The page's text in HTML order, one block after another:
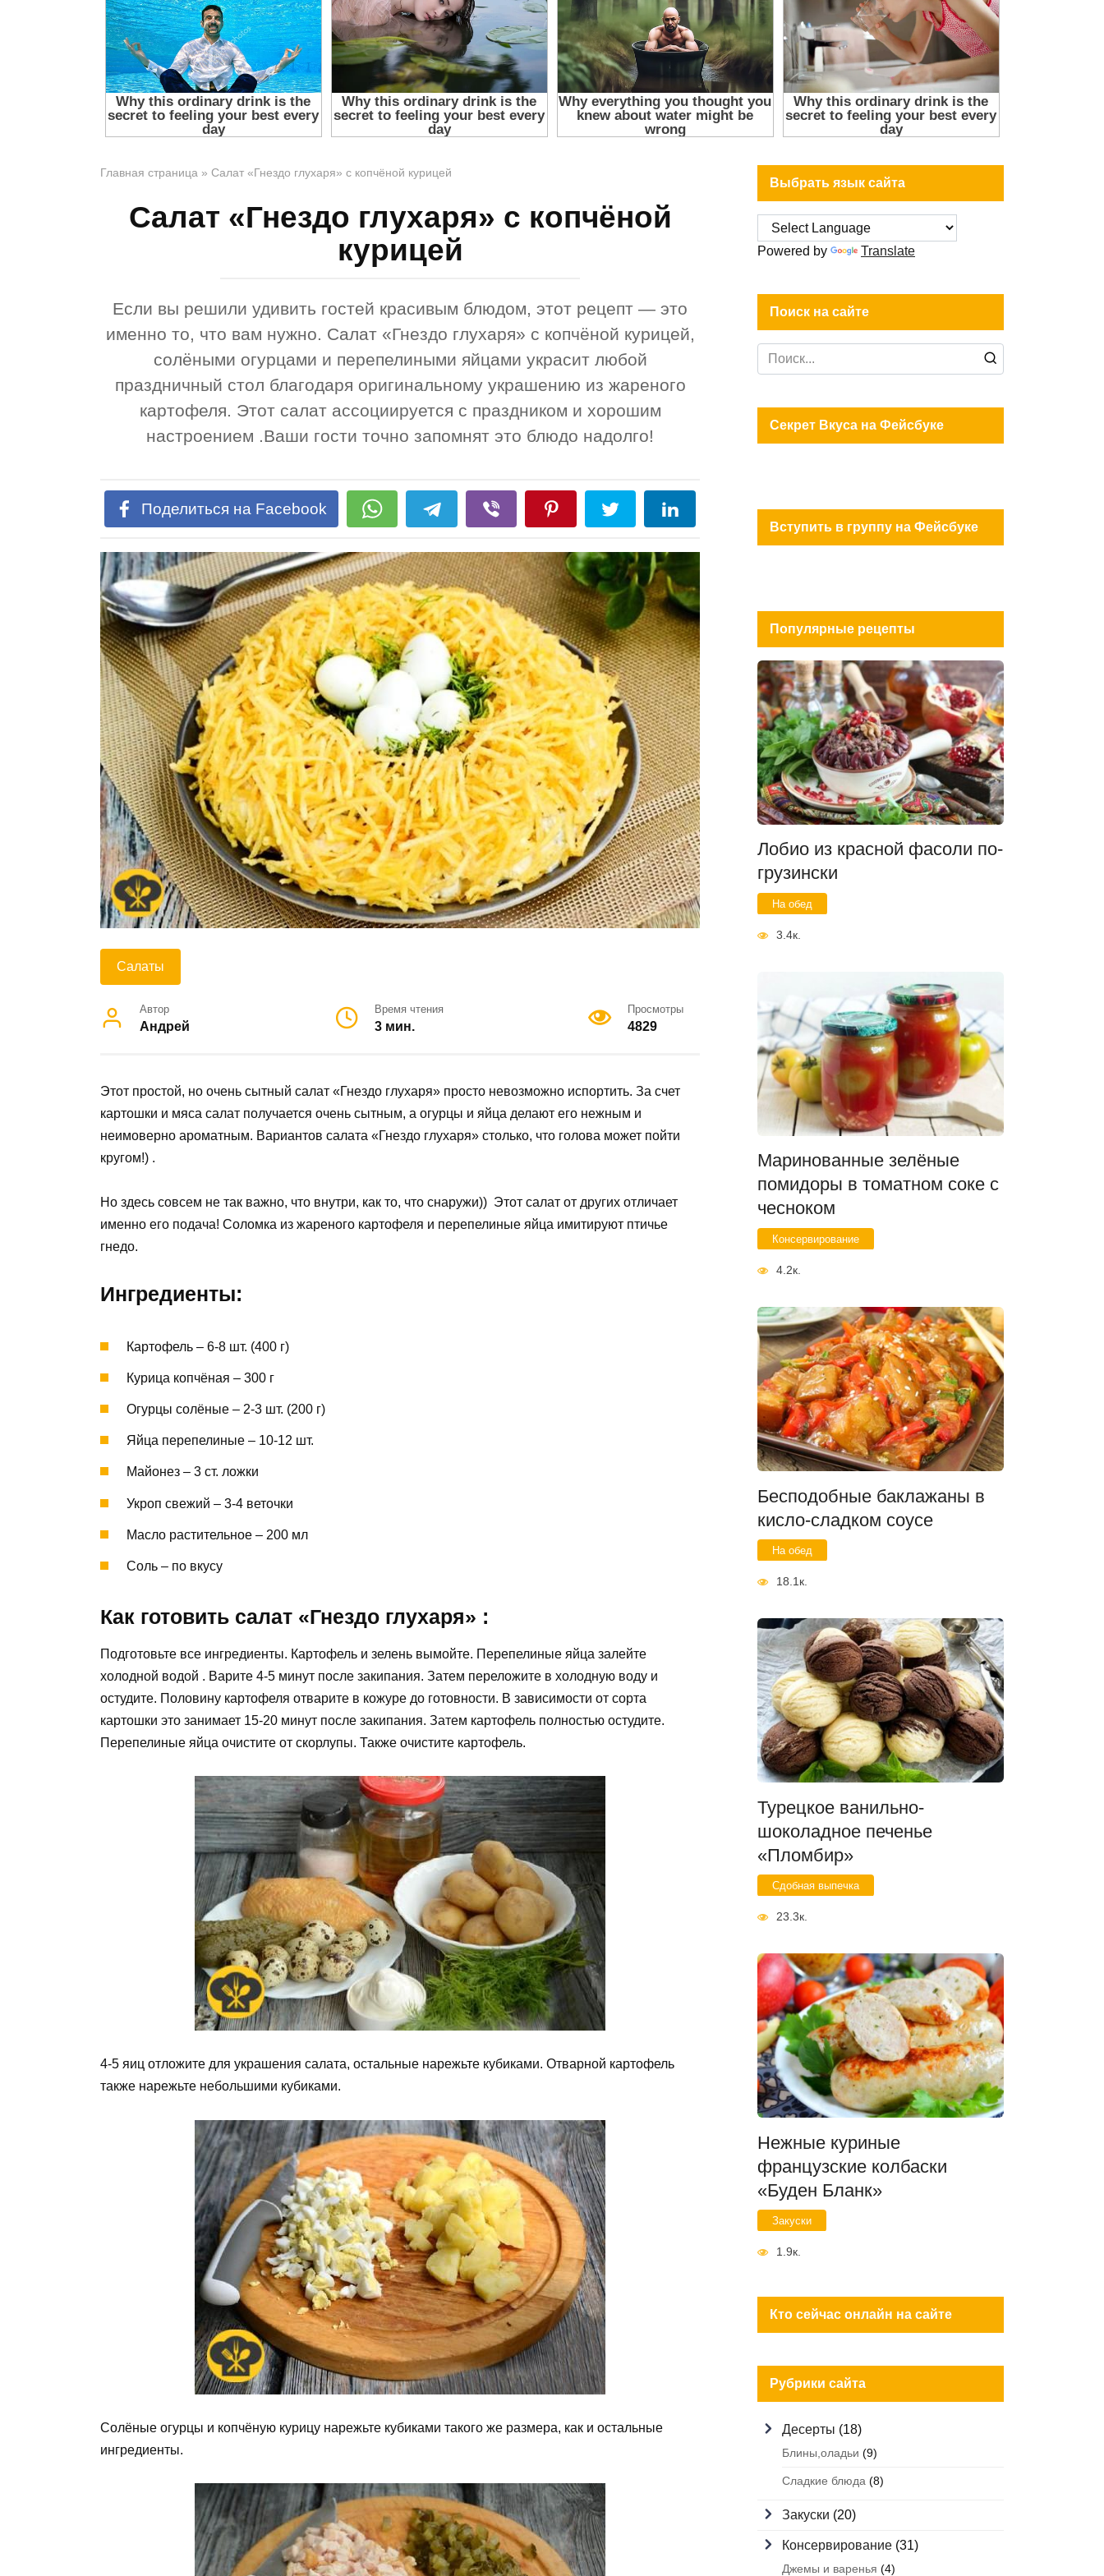
Главная страница » Салат «Гнездо глухаря» с копчёной курицей
Салат «Гнездо глухаря» с копчёной
курицей
Если вы решили удивить гостей красивым блюдом, этот рецепт — это
именно то, что вам нужно. Салат «Гнездо глухаря» с копчёной курицей,
солёными огурцами и перепелиными яйцами украсит любой
праздничный стол благодаря оригинальному украшению из жареного
картофеля. Этот салат ассоциируется с праздником и хорошим
настроением .Ваши гости точно запомнят это блюдо надолго!
Поделиться на Facebook
Салаты
Автор
Андрей
Время чтения
3 мин.
Просмотры
4829
Этот простой, но очень сытный салат «Гнездо глухаря» просто невозможно испортить. За счет
картошки и мяса салат получается очень сытным, а огурцы и яйца делают его нежным и
неимоверно ароматным. Вариантов салата «Гнездо глухаря» столько, что голова может пойти
кругом!) .
Но здесь совсем не так важно, что внутри, как то, что снаружи)) Этот салат от других отличает
именно его подача! Соломка из жареного картофеля и перепелиные яйца имитируют птичье
гнедо.
Ингредиенты:
Картофель – 6-8 шт. (400 г)
Курица копчёная – 300 г
Огурцы солёные – 2-3 шт. (200 г)
Яйца перепелиные – 10-12 шт.
Майонез – 3 ст. ложки
Укроп свежий – 3-4 веточки
Масло растительное – 200 мл
Соль – по вкусу
Как готовить салат «Гнездо глухаря» :
Подготовьте все ингредиенты. Картофель и зелень вымойте. Перепелиные яйца залейте
холодной водой . Варите 4-5 минут после закипания. Затем переложите в холодную воду и
остудите. Половину картофеля отварите в кожуре до готовности. В зависимости от сорта
картошки это занимает 15-20 минут после закипания. Затем картофель полностью остудите.
Перепелиные яйца очистите от скорлупы. Также очистите картофель.
4-5 яиц отложите для украшения салата, остальные нарежьте кубиками. Отварной картофель
также нарежьте небольшими кубиками.
Солёные огурцы и копчёную курицу нарежьте кубиками такого же размера, как и остальные
ингредиенты.
Выбрать язык сайта
Powered by Translate
Поиск на сайте
Search
for:
Секрет Вкуса на Фейсбуке
Вступить в группу на Фейсбуке
Популярные рецепты
Лобио из красной фасоли по-
грузински
На обед
3.4к.
Маринованные зелёные
помидоры в томатном соке с
чесноком
Консервирование
4.2к.
Бесподобные баклажаны в
кисло-сладком соусе
На обед
18.1к.
Турецкое ванильно-
шоколадное печенье
«Пломбир»
Сдобная выпечка
23.3к.
Нежные куриные
французские колбаски
«Буден Бланк»
Закуски
1.9к.
Кто сейчас онлайн на сайте
Рубрики сайта
Десерты (18)
Блины,оладьи (9)
Сладкие блюда (8)
Закуски (20)
Консервирование (31)
Джемы и варенья (4)